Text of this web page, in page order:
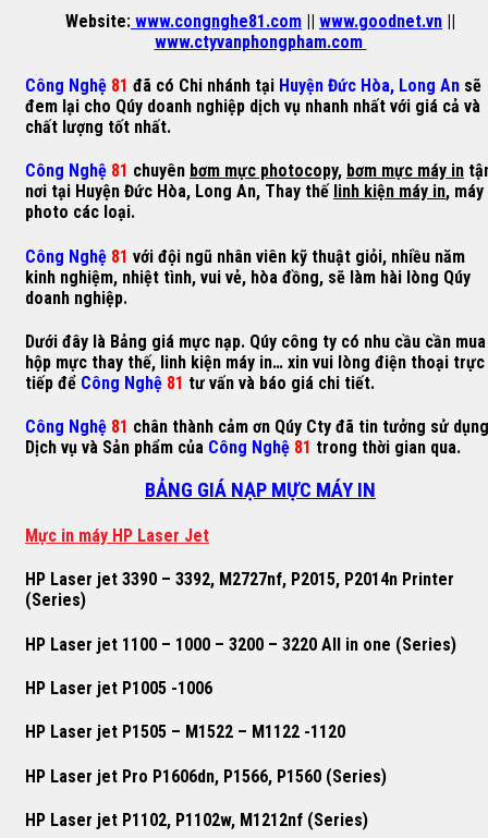
Website: www.congnghe81.com || www.goodnet.vn ||
www.ctyvanphongpham.com
Công Nghệ 81 đã có Chi nhánh tại Huyện Đức Hòa, Long An sẽ
đem lại cho Qúy doanh nghiệp dịch vụ nhanh nhất với giá cả và
chất lượng tốt nhất.
Công Nghệ 81 chuyên bơm mực photocopy, bơm mực máy in
nơi tại Huyện Đức Hòa, Long An, Thay thế linh kiện máy in, máy
photo các loại.
Công Nghệ 81 với đội ngũ nhân viên kỹ thuật giỏi, nhiều năm
kinh nghiệm, nhiệt tình, vui vẻ, hòa đồng, sẽ làm hài lòng Qúy
doanh nghiệp.
Dưới đây là Bảng giá mực nạp. Qúy công ty có nhu cầu cần mua
hộp mực thay thế, linh kiện máy in… xin vui lòng điện thoại trực
tiếp để Công Nghệ 81 tư vấn và báo giá chi tiết.
Công Nghệ 81 chân thành cảm ơn Qúy Cty đã tin tưởng sử dụng
Dịch vụ và Sản phẩm của Công Nghệ 81 trong thời gian qua.
BẢNG GIÁ NẠP MỰC MÁY IN
Mực in máy HP Laser Jet
HP Laser jet 3390 – 3392, M2727nf, P2015, P2014n Printer
(Series)
HP Laser jet 1100 – 1000 – 3200 – 3220 All in one (Series)
HP Laser jet P1005 -1006
HP Laser jet P1505 – M1522 – M1122 -1120
HP Laser jet Pro P1606dn, P1566, P1560 (Series)
HP Laser jet P1102, P1102w, M1212nf (Series)